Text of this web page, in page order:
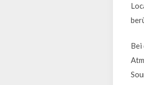
Bei